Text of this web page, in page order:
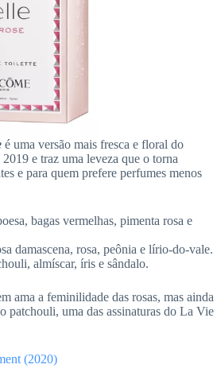
é uma versão mais fresca e floral do
e traz uma leveza que o torna
e para quem prefere perfumes menos
bagas vermelhas, pimenta rosa e
damascena, rosa, peônia e lírio-do-vale.
almíscar, íris e sândalo.
ama a feminilidade das rosas, mas ainda
patchouli, uma das assinaturas do La Vie
(2020)